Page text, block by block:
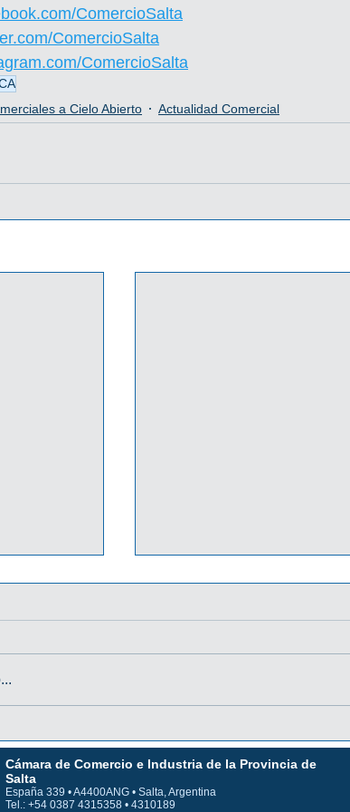
ComercioSalta
ComercioSalta
ComercioSalta
a Cielo Abierto
Actualidad Comercial
2026
31/10/2026 CON BANCO
MACRO
Cámara de Comercio e Industria de la Provincia de
Salta
España 339 • A4400ANG • Salta, Argentina
Tel.: +54 0387 4315358 • 4310189